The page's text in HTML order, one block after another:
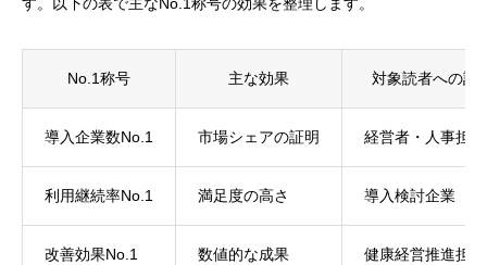
No.1称号 主な効果 対象読者への訴
導入企業数No.1 市場シェアの証明 経営者・人事担
利用継続率No.1 満足度の高さ 導入検討企業
改善効果No.1 数値的な成果 健康経営推進担当